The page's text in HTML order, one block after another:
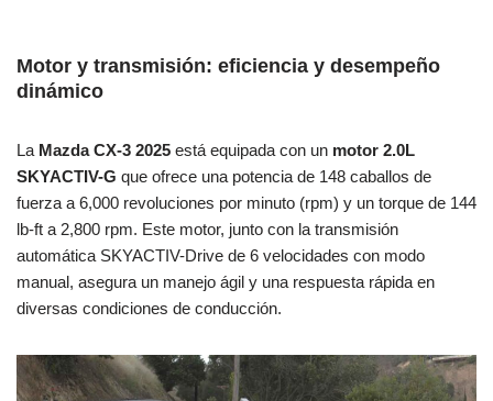
Motor y transmisión: eficiencia y desempeño
dinámico
La Mazda CX-3 2025 está equipada con un motor 2.0L
SKYACTIV-G que ofrece una potencia de 148 caballos de
fuerza a 6,000 revoluciones por minuto (rpm) y un torque de 144
lb-ft a 2,800 rpm. Este motor, junto con la transmisión
automática SKYACTIV-Drive de 6 velocidades con modo
manual, asegura un manejo ágil y una respuesta rápida en
diversas condiciones de conducción.